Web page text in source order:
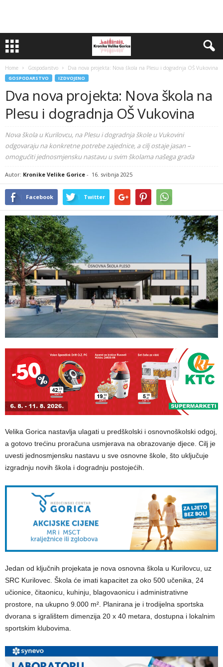
Home Gospodarstvo Dva nova projekta: Nova škola na Plesu i dogradnja OŠ Vukovina
GOSPODARSTVO IZDVOJENO
Dva nova projekta: Nova škola na
Plesu i dogradnja OŠ Vukovina
Nova škola u Kurilovcu, na Plesu i dogradnja škole u Vukovini
odgovaraju na konkretne potrebe zajednice, a cilj ostaje jasan –
omogućiti jednosmjensku nastavu u svim školama našega grada
Autor: Kronike Velike Gorice - 16. svibnja 2025
Facebook Twitter
Velika Gorica nastavlja ulagati u predškolski i osnovnoškolski odgoj,
a gotovo trećinu proračuna usmjerava na obrazovanje djece. Cilj je
uvesti jednosmjensku nastavu u sve osnovne škole, što uključuje
izgradnju novih škola i dogradnju postojećih.
Jedan od ključnih projekata je nova osnovna škola u Kurilovcu, uz
SRC Kurilovec. Škola će imati kapacitet za oko 500 učenika, 24
učionice, čitaonicu, kuhinju, blagovaonicu i administrativne
prostore, na ukupno 9.000 m². Planirana je i trodijelna sportska
dvorana s igralištem dimenzija 20 x 40 metara, dostupna i lokalnim
sportskim klubovima.